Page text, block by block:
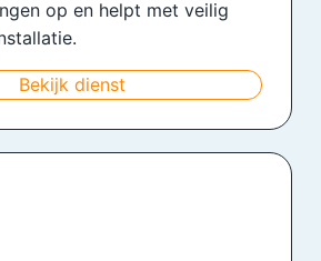
op en helpt met veilig
Bekijk dienst